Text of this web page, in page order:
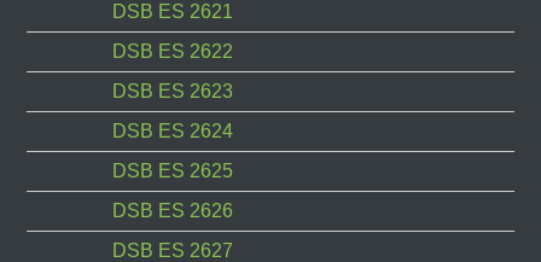
DSB ES 2621
DSB ES 2622
DSB ES 2623
DSB ES 2624
DSB ES 2625
DSB ES 2626
DSB ES 2627